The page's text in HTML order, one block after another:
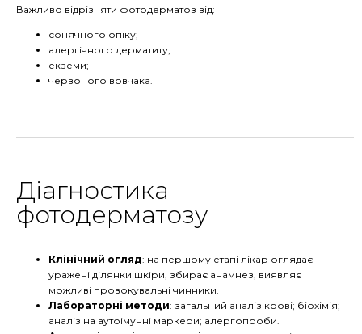
Важливо відрізняти фотодерматоз від:
сонячного опіку;
алергічного дерматиту;
екземи;
червоного вовчака.
Діагностика
фотодерматозу
Клінічний огляд: на першому етапі лікар оглядає
уражені ділянки шкіри, збирає анамнез, виявляє
можливі провокувальні чинники.
Лабораторні методи: загальний аналіз крові; біохімія;
аналіз на аутоімунні маркери; алергопроби.